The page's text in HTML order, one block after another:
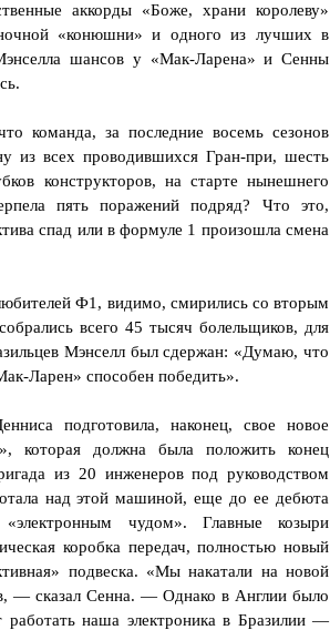
аккорды «Боже, храни королеву»
«конюшни» и одного из лучших в
шансов у «Мак-Ларена» и Сенны
команда, за последние восемь сезонов
из всех проводившихся Гран-при, шесть
конструкторов, на старте нынешнего
пять поражений подряд? Что это,
спад или в формуле 1 произошла смена
Ф1, видимо, смирились со вторым
всего 45 тысяч болельщиков, для
Мэнселл был сдержан: «Думаю, что
Ларен» способен победить».
подготовила, наконец, свое новое
которая должна была положить конец
из 20 инженеров под руководством
над этой машиной, еще до ее дебюта
«электронным чудом». Главные козыри
коробка передач, полностью новый
подвеска. «Мы накатали на новой
— сказал Сенна. — Однако в Англии было
наша электроника в Бразилии —